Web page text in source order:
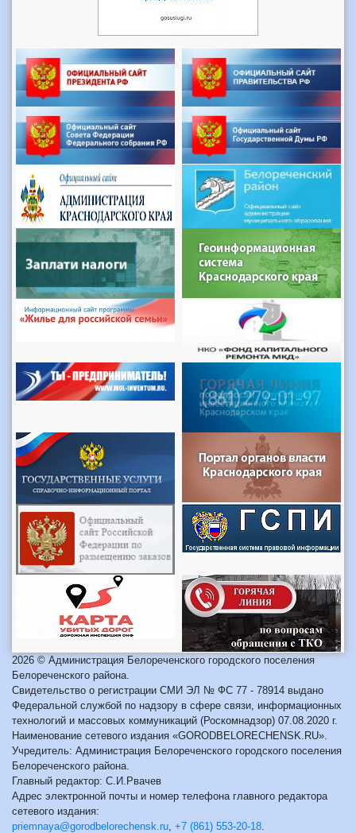
2026 © Администрация Белореченского городского поселения
Белореченского района.
Свидетельство о регистрации СМИ ЭЛ № ФС 77 - 78914 выдано
Федеральной службой по надзору в сфере связи, информационных
технологий и массовых коммуникаций (Роскомнадзор) 07.08.2020 г.
Наименование сетевого издания «GORODBELORECHENSK.RU».
Учредитель: Администрация Белореченского городского поселения
Белореченского района.
Главный редактор: С.И.Рвачев
Адрес электронной почты и номер телефона главного редактора
сетевого издания:
priemnaya@gorodbelorechensk.ru +7 (861) 553-20-18